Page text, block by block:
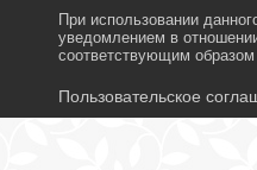
При использовании
уведомлением в
соответствующим образом
Пользовательское